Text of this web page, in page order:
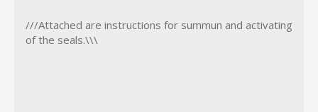
///Attached are instructions for summun and activating
of the seals.\\\